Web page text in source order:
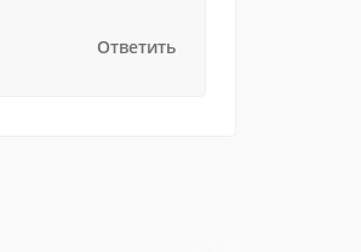
Ответить